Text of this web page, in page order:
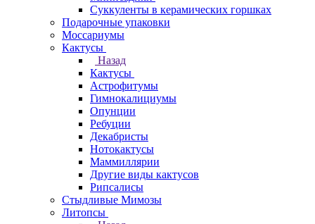
Суккуленты в керамических горшках
Подарочные упаковки
Моссариумы
Кактусы
Назад
Кактусы
Астрофитумы
Гимнокалициумы
Опунции
Ребуции
Декабристы
Нотокактусы
Маммиллярии
Другие виды кактусов
Рипсалисы
Стыдливые Мимозы
Литопсы